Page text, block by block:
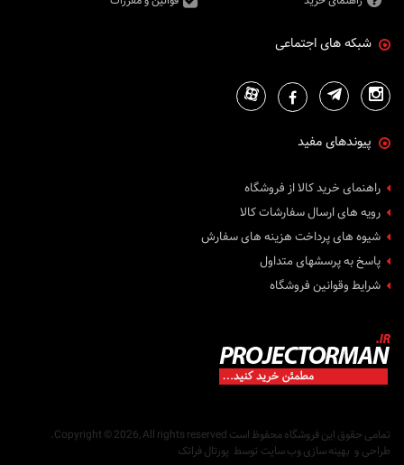
شبکه های اجتماعی
پیوندهای مفید
راهنمای خرید کالا از فروشگاه
رویه های ارسال سفارشات کالا
شیوه های پرداخت هزینه های سفارش
پاسخ به پرسشهای متداول
شرایط وقوانین فروشگاه
تمامی حقوق این فروشگاه محفوظ است Copyright © 2026, All rights reserved.
طراحی و بهینه سازی وب سایت توسط پورتال فراتک